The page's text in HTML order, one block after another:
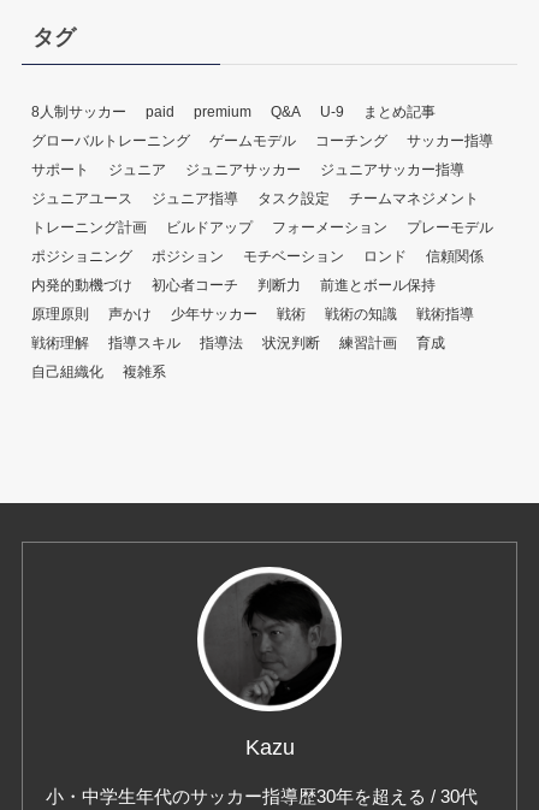
タグ
8人制サッカー paid premium Q&A U-9
まとめ記事
グローバルトレーニング
ゲームモデル コーチング
サッカー指導
サポート
ジュニア ジュニアサッカー
ジュニアサッカー指導
ジュニアユース
ジュニア指導 タスク設定
チームマネジメント
トレーニング計画
ビルドアップ フォーメーション
プレーモデル
ポジショニング
ポジション モチベーション ロンド
信頼関係
内発的動機づけ
初心者コーチ 判断力
前進とボール保持
原理原則
声かけ 少年サッカー 戦術 戦術の知識
戦術指導
戦術理解
指導スキル 指導法 状況判断 練習計画
育成
自己組織化
複雑系
Kazu
小・中学生年代のサッカー指導歴30年を超える / 30代